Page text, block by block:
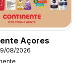
Açores
08/2026